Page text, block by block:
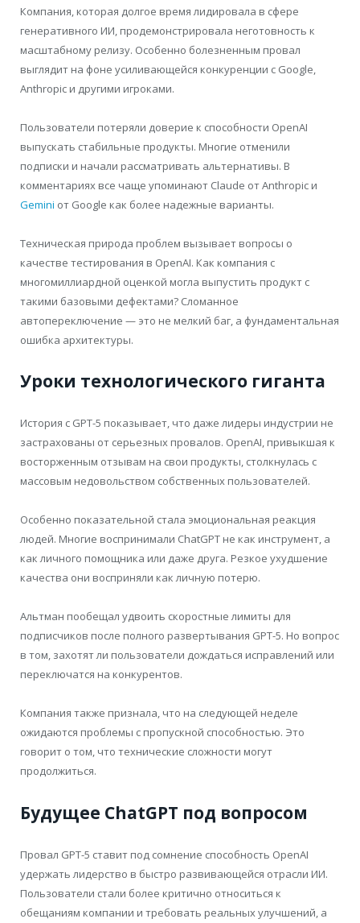
Компания, которая долгое время лидировала в сфере
генеративного ИИ, продемонстрировала неготовность к
масштабному релизу. Особенно болезненным провал
выглядит на фоне усиливающейся конкуренции с Google,
Anthropic и другими игроками.
Пользователи потеряли доверие к способности OpenAI
выпускать стабильные продукты. Многие отменили
подписки и начали рассматривать альтернативы. В
комментариях все чаще упоминают Claude от Anthropic и
Gemini от Google как более надежные варианты.
Техническая природа проблем вызывает вопросы о
качестве тестирования в OpenAI. Как компания с
многомиллиардной оценкой могла выпустить продукт с
такими базовыми дефектами? Сломанное
автопереключение — это не мелкий баг, а фундаментальная
ошибка архитектуры.
Уроки технологического гиганта
История с GPT-5 показывает, что даже лидеры индустрии не
застрахованы от серьезных провалов. OpenAI, привыкшая к
восторженным отзывам на свои продукты, столкнулась с
массовым недовольством собственных пользователей.
Особенно показательной стала эмоциональная реакция
людей. Многие воспринимали ChatGPT не как инструмент, а
как личного помощника или даже друга. Резкое ухудшение
качества они восприняли как личную потерю.
Альтман пообещал удвоить скоростные лимиты для
подписчиков после полного развертывания GPT-5. Но вопрос
в том, захотят ли пользователи дождаться исправлений или
переключатся на конкурентов.
Компания также признала, что на следующей неделе
ожидаются проблемы с пропускной способностью. Это
говорит о том, что технические сложности могут
продолжиться.
Будущее ChatGPT под вопросом
Провал GPT-5 ставит под сомнение способность OpenAI
удержать лидерство в быстро развивающейся отрасли ИИ.
Пользователи стали более критично относиться к
обещаниям компании и требовать реальных улучшений, а